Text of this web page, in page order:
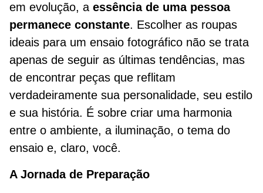
em evolução, a essência de uma pessoa
permanece constante. Escolher as roupas
ideais para um ensaio fotográfico não se trata
apenas de seguir as últimas tendências, mas
de encontrar peças que reflitam
verdadeiramente sua personalidade, seu estilo
e sua história. É sobre criar uma harmonia
entre o ambiente, a iluminação, o tema do
ensaio e, claro, você.
A Jornada de Preparação